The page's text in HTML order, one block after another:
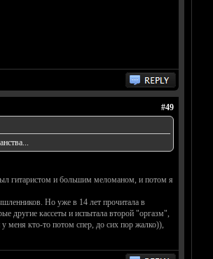
#49
гитаристом и большим меломаном, и потом я
Но уже в 14 лет прочитала в
другие кассеты и испытала второй "оргазм",
меня кто-то потом спер, до сих пор жалко)),